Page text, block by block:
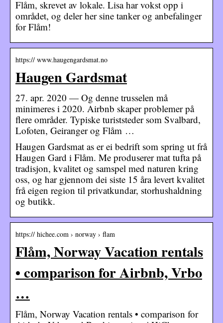
Flåm, skrevet av lokale. Lisa har vokst opp i
området, og deler her sine tanker og anbefalinger
for Flåm!
https:// www.haugengardsmat.no
Haugen Gardsmat
27. apr. 2020 — Og denne trusselen må
minimeres i 2020. Airbnb skaper problemer på
flere områder. Typiske turiststeder som Svalbard,
Lofoten, Geiranger og Flåm …
Haugen Gardsmat as er ei bedrift som spring ut frå
Haugen Gard i Flåm. Me produserer mat tufta på
tradisjon, kvalitet og samspel med naturen kring
oss, og har gjennom dei siste 15 åra levert kvalitet
frå eigen region til privatkundar, storhushaldning
og butikk.
https:// hichee.com › norway › flam
Flåm, Norway Vacation rentals
• comparison for Airbnb, Vrbo
…
Flåm, Norway Vacation rentals • comparison for